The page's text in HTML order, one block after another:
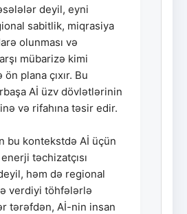
deyil, eyni
sabitlik, miqrasiya
olunması və
mübarizə kimi
plana çıxır. Bu
Aİ üzv dövlətlərinin
və rifahına təsir edir.
bu kontekstdə Aİ üçün
təchizatçısı
həm də regional
verdiyi töhfələrlə
tərəfdən, Aİ-nin insan